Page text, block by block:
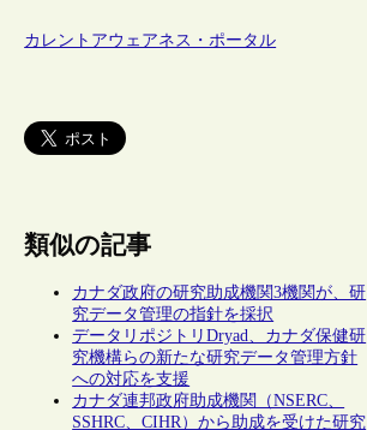
カレントアウェアネス・ポータル
類似の記事
カナダ政府の研究助成機関3機関が、研
究データ管理の指針を採択
データリポジトリDryad、カナダ保健研
究機構らの新たな研究データ管理方針
への対応を支援
カナダ連邦政府助成機関（NSERC、
SSHRC、CIHR）から助成を受けた研究